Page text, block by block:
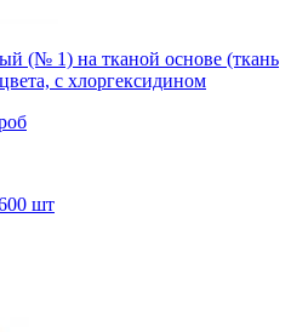
(№ 1) на тканой основе (ткань
с хлоргексидином
шт